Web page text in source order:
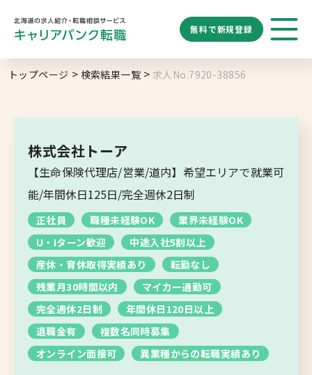
無料で新規登録
求人を探す ブックマーク
求人閲覧履歴 新着求人一覧
転職支援サービス
勤務地 業種 職種
札幌市
道央エリア
空知エリア
道東エリア
釧路・根室エリア
オホーツクエリア
後志エリア
胆振・日高エリア
道北・旭川エリア
トップページ 検索結果一覧 求人No.7920-38856
株式会社トーア
【生命保険代理店/営業/道内】希望エリアで就業可
能/年間休日125日/完全週休2日制
正社員 職種未経験OK
業界未経験OK
U・Iターン歓迎
中途入社5割以上
産休・育休取得実績あり
転勤なし
残業月30時間以内
マイカー通勤可
完全週休2日制
年間休日120日以上
退職金有
複数名同時募集
オンライン面接可
異業種からの転職実績あり